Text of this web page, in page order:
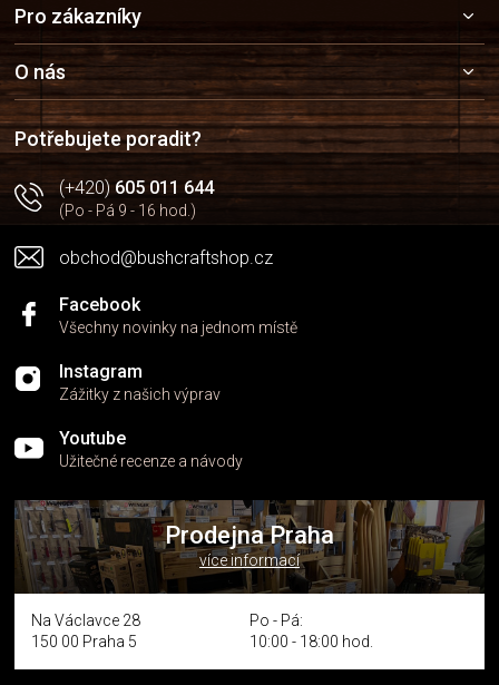
a
t
í
Pro zákazníky
O nás
Potřebujete poradit?
(+420)605 011 644
(Po - Pá 9 - 16 hod.)
obchod@bushcraftshop.cz
Facebook
Všechny novinky na jednom místě
Instagram
Zážitky z našich výprav
Youtube
Užitečné recenze a návody
Prodejna Praha
více informací
Na Václavce 28
150 00 Praha 5
Po - Pá:
10:00 - 18:00 hod.